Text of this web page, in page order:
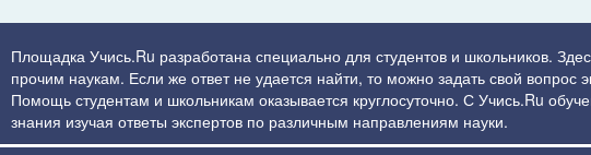
Площадка Учись.Ru разработана специально для студентов и школьников.
прочим наукам. Если же ответ не удается найти, то можно задать свой
Помощь студентам и школьникам оказывается круглосуточно. С Учись.Ru
знания изучая ответы экспертов по различным направлениям науки.